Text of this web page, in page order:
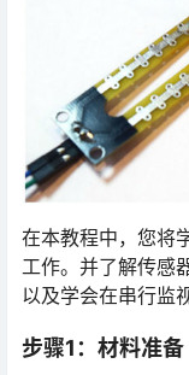
在本教程中，您将
工作。并了解传感
以及学会在串行监
步骤1：材料准备